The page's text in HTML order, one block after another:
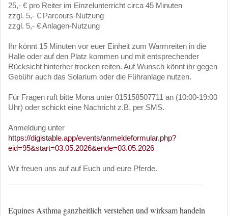
25,- € pro Reiter im Einzelunterricht circa 45 Minuten
zzgl. 5,- € Parcours-Nutzung
zzgl. 5,- € Anlagen-Nutzung
Ihr könnt 15 Minuten vor euer Einheit zum Warmreiten in die
Halle oder auf den Platz kommen und mit entsprechender
Rücksicht hinterher trocken reiten. Auf Wunsch könnt ihr gegen
Gebühr auch das Solarium oder die Führanlage nutzen.
Für Fragen ruft bitte Mona unter 015158507711 an (10:00-19:00
Uhr) oder schickt eine Nachricht z.B. per SMS.
Anmeldung unter
https://digistable.app/events/anmeldeformular.php?
eid=95&start=03.05.2026&ende=03.05.2026
Wir freuen uns auf auf Euch und eure Pferde.
Equines Asthma ganzheitlich verstehen und wirksam handeln